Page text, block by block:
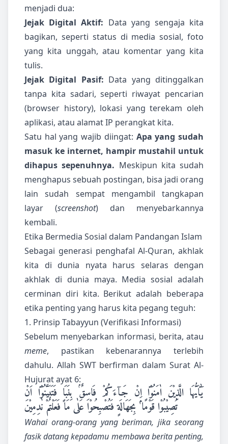
menjadi dua:
Jejak Digital Aktif: Data yang sengaja kita
bagikan, seperti status di media sosial, foto
yang kita unggah, atau komentar yang kita
tulis.
Jejak Digital Pasif: Data yang ditinggalkan
tanpa kita sadari, seperti riwayat pencarian
(browser history), lokasi yang terekam oleh
aplikasi, atau alamat IP perangkat kita.
Satu hal yang wajib diingat: Apa yang sudah
masuk ke internet, hampir mustahil untuk
dihapus sepenuhnya. Meskipun kita sudah
menghapus sebuah postingan, bisa jadi orang
lain sudah sempat mengambil tangkapan
layar (screenshot) dan menyebarkannya
kembali.
Etika Bermedia Sosial dalam Pandangan Islam
Sebagai generasi penghafal Al-Quran, akhlak
kita di dunia nyata harus selaras dengan
akhlak di dunia maya. Media sosial adalah
cerminan diri kita. Berikut adalah beberapa
etika penting yang harus kita pegang teguh:
1. Prinsip Tabayyun (Verifikasi Informasi)
Sebelum menyebarkan informasi, berita, atau
meme, pastikan kebenarannya terlebih
dahulu. Allah SWT berfirman dalam Surat Al-
Hujurat ayat 6:
يٰٓاَيُّهَا الَّذِيْنَ اٰمَنُوْٓا اِنْ جَاۤءَكُمْ فَاسِقٌۢ بِنَبَاٍ فَتَبَيَّنُوْٓا اَنْ
تُصِيْبُوْا قَوْمًا ۢ بِجَهَالَةٍ فَتُصْبِحُوْا عَلٰى مَا فَعَلْتُمْ نٰدِمِيْنَ
Wahai orang-orang yang beriman, jika seorang
fasik datang kepadamu membawa berita penting,